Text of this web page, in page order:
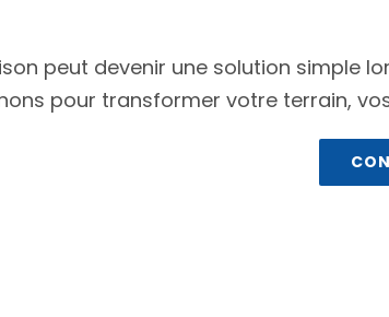
peut devenir une solution simple
pour transformer votre terrain,